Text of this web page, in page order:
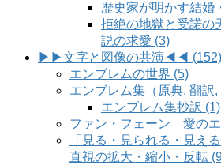
歴史家が明かす結婚
拒絶の地獄と受諾の
説の求愛 (3)
▶▶文字と図像の共演◀◀ (152)
エンブレムの世界 (5)
エンブレム集（原典, 翻訳
エンブレム集抄訳 (1)
ファン・フェーン 愛の
「見る・見られる・見え
直視の拡大・縮小・反転